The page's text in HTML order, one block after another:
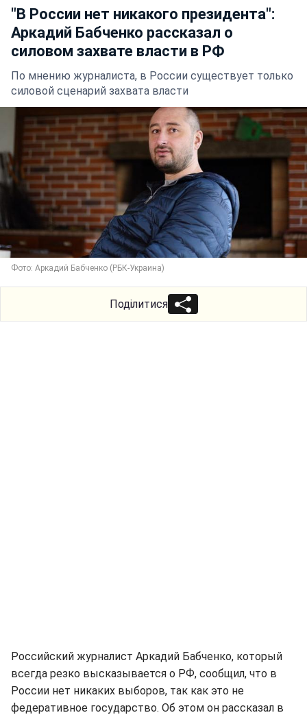
"В России нет никакого президента":
Аркадий Бабченко рассказал о
силовом захвате власти в РФ
По мнению журналиста, в России существует только
силовой сценарий захвата власти
Фото: Аркадий Бабченко (РБК-Украина)
Поділитися
Российский журналист Аркадий Бабченко, который
всегда резко высказывается о РФ, сообщил, что в
России нет никаких выборов, так как это не
федеративное государство. Об этом он рассказал в